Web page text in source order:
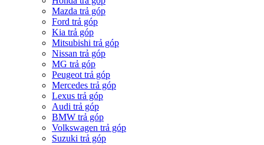
Mazda trả góp
Ford trả góp
Kia trả góp
Mitsubishi trả góp
Nissan trả góp
MG trả góp
Peugeot trả góp
Mercedes trả góp
Lexus trả góp
Audi trả góp
BMW trả góp
Volkswagen trả góp
Suzuki trả góp